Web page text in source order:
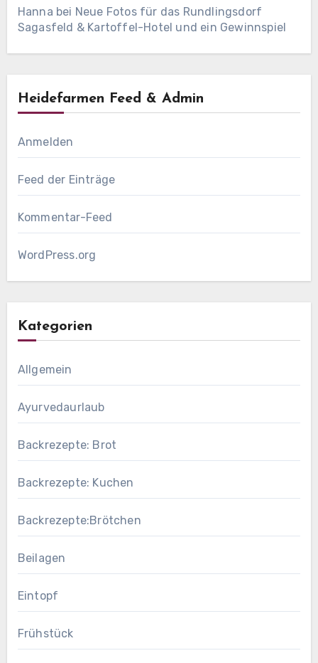
Hanna bei Neue Fotos für das Rundlingsdorf
Sagasfeld & Kartoffel-Hotel und ein Gewinnspiel
Heidefarmen Feed & Admin
Anmelden
Feed der Einträge
Kommentar-Feed
WordPress.org
Kategorien
Allgemein
Ayurvedaurlaub
Backrezepte: Brot
Backrezepte: Kuchen
Backrezepte:Brötchen
Beilagen
Eintopf
Frühstück